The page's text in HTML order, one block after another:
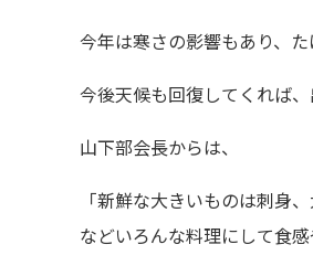
今年は寒さの影響もあり、
今後天候も回復してくれば
山下部会長からは、
「新鮮な大きいものは刺身
などいろんな料理にして食